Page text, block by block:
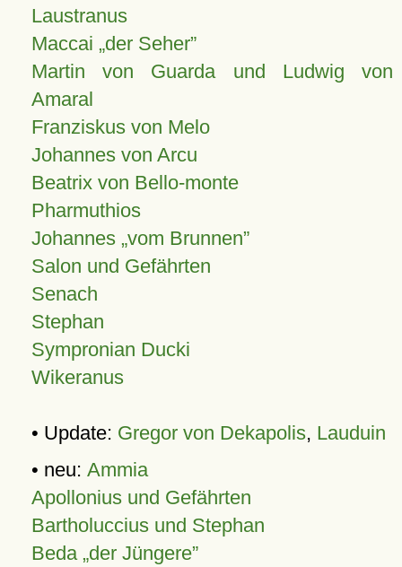
Laustranus
Maccai „der Seher”
Martin von Guarda und Ludwig von
Amaral
Franziskus von Melo
Johannes von Arcu
Beatrix von Bello-monte
Pharmuthios
Johannes vom Brunnen
Salon und Gefährten
Senach
Stephan
Sympronian Ducki
Wikeranus
• Update: Gregor von Dekapolis, Lauduin
• neu: Ammia
Apollonius und Gefährten
Bartholuccius und Stephan
Beda „der Jüngere”